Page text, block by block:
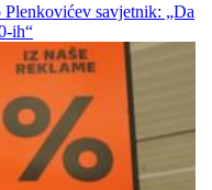
savjetnik: „Da
ih“